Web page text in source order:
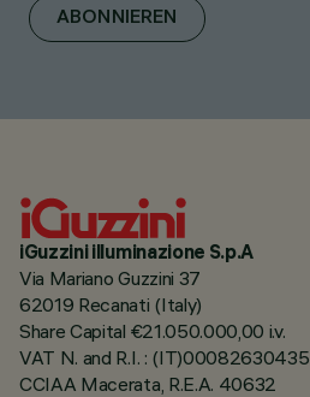
ABONNIEREN
iGuzzini illuminazione S.p.A
Via Mariano Guzzini 37
62019 Recanati (Italy)
Share Capital €21.050.000,00 i.v.
VAT N. and R.I. : (IT)00082630435
CCIAA Macerata, R.E.A. 40632